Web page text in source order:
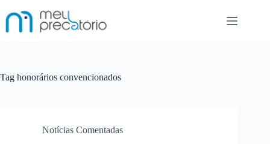
para
Tag honorários convencionados
Notícias Comentadas